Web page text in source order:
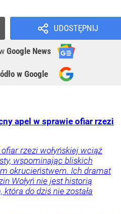
UDOSTĘPNIJ
Google News
w Google
apel w sprawie ofiar rzezi
rzezi wołyńskiej wciąż
wspominając bliskich
okrucieństwem. Ich dramat
Wołyń nie jest historią
do dziś nie została